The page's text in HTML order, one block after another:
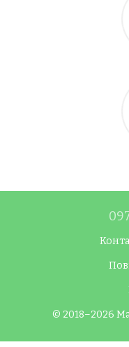
© 2018–2026